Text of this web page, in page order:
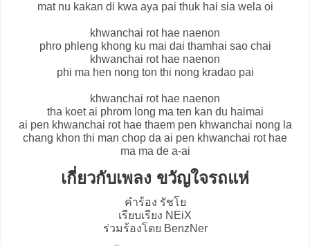
mat nu kakan di kwa aya pai thuk hai sia wela oi
khwanchai rot hae naenon
phro phleng khong ku mai dai thamhai sao chai
khwanchai rot hae naenon
phi ma hen nong ton thi nong kradao pai
khwanchai rot hae naenon
tha koet ai phrom long ma ten kan du haimai
ai pen khwanchai rot hae thaem pen khwanchai nong la
chang khon thi man chop da ai pen khwanchai rot hae
ma ma de a-ai
เกี่ยวกับเพลง ขวัญใจรถแห่
คำร้อง รัชโย
เรียบเรียง NEiX
ร่วมร้องโดย BenzNer